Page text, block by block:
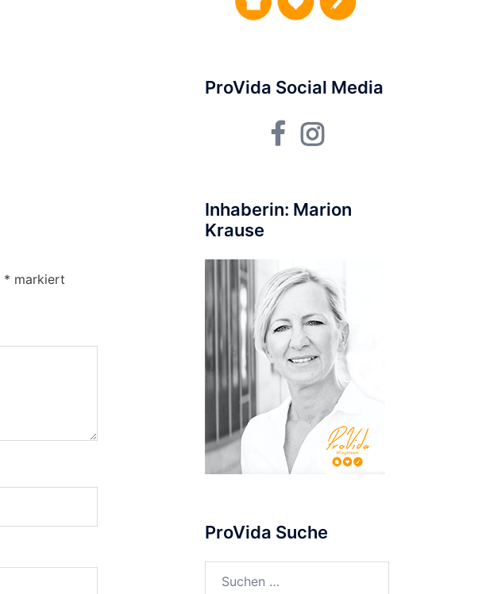
* markiert
ProVida Social Media
FacebookInstagram
Inhaberin: Marion
Krause
ProVida Suche